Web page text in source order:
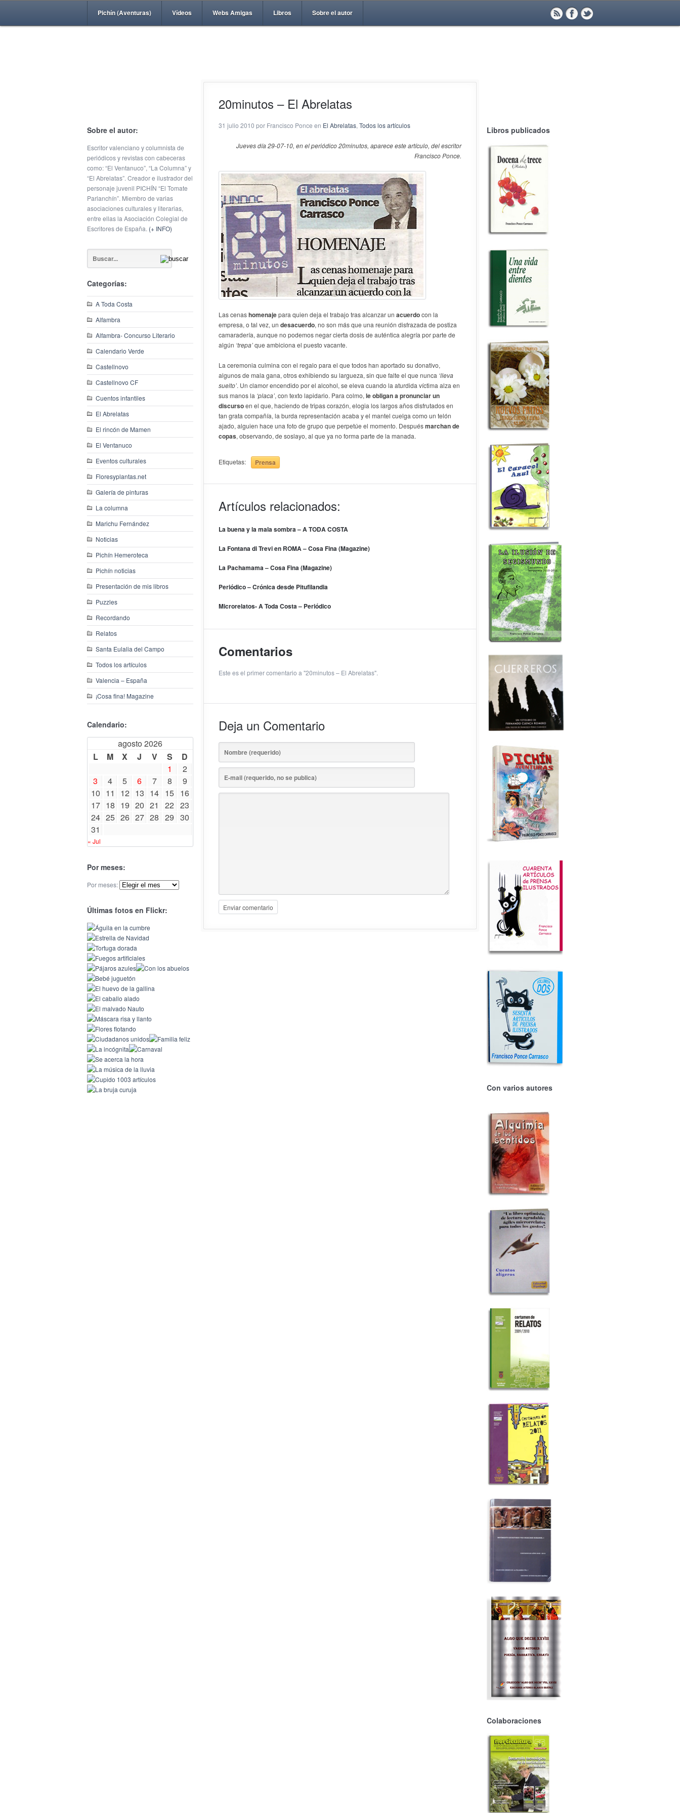
Pichín (Aventuras) Vídeos Webs Amigas Libros Sobre el autor
Sobre el autor:
Escritor valenciano y columnista de
periódicos y revistas con cabeceras
como: “El Ventanuco”, “La Columna” y
“El Abrelatas”. Creador e ilustrador del
personaje juvenil PICHÍN “El Tomate
Parlanchín”. Miembro de varias
asociaciones culturales y literarias,
entre ellas la Asociación Colegial de
Escritores de España. (+ INFO)
Categorías:
A Toda Costa
Alfambra
Alfambra- Concurso Literario
Calendario Verde
Castellnovo
Castellnovo CF
Cuentos infantiles
El Abrelatas
El rincón de Mamen
El Ventanuco
Eventos culturales
Floresyplantas.net
Galería de pinturas
La columna
Marichu Fernández
Noticias
Pichín Hemeroteca
Pichín noticias
Presentación de mis libros
Puzzles
Recordando
Relatos
Santa Eulalia del Campo
Todos los artículos
Valencia – España
¡Cosa fina! Magazine
Calendario:
agosto 2026
L
M X J V S
D
1
2
3
4 5 6 7 8
9
10 11 12 13 14 15 16
17 18 19 20 21 22 23
24 25 26 27 28 29 30
31
« Jul
Por meses:
Por meses:
Últimas fotos en Flickr:
Libros publicados
Con varios autores
Colaboraciones
20minutos – El Abrelatas
31 julio 2010 por Francisco Ponce en El Abrelatas, Todos los artículos
Jueves día 29-07-10, en el periódico 20minutos, aparece este artículo, del escritor
Francisco Ponce.
Las cenashomenajepara quien deja el trabajo tras alcanzar un acuerdocon la
empresa, o tal vez, un desacuerdo, no son más que una reunión disfrazada de postiza
camaradería, aunque no podemos negar cierta dosis de auténtica alegría por parte de
algún ‘trepa’que ambiciona el puesto vacante.
La ceremonia culmina con el regalo para el que todos han aportado su donativo,
algunos de mala gana, otros exhibiendo su largueza, sin que falte el que nunca ‘lleva
suelto’. Un clamor encendido por el alcohol, se eleva cuando la aturdida víctima alza en
sus manos la ‘placa’, con texto lapidario. Para colmo, le obligan a pronunciar un
discursoen el que, haciendo de tripas corazón, elogia los largos años disfrutados en
tan grata compañía, la burda representación acaba y el mantel cuelga como un telón
ajado, alguien hace una foto de grupo que perpetúe el momento. Despuésmarchan de
copas, observando, de soslayo, al que ya no forma parte de la manada.
Etiquetas: Prensa
Artículos relacionados:
La buena y la mala sombra – A TODA COSTA
La Fontana di Trevi en ROMA – Cosa Fina (Magazine)
La Pachamama – Cosa Fina (Magazine)
Periódico – Crónica desde Pitufilandia
Microrelatos- A Toda Costa – Periódico
Comentarios
Este es el primer comentario a "20minutos – El Abrelatas".
Deja un Comentario